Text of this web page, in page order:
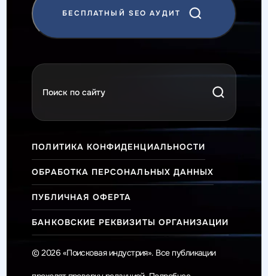
БЕСПЛАТНЫЙ SEO АУДИТ
ПОЛИТИКА КОНФИДЕНЦИАЛЬНОСТИ
ОБРАБОТКА ПЕРСОНАЛЬНЫХ ДАННЫХ
ПУБЛИЧНАЯ ОФЕРТА
БАНКОВСКИЕ РЕКВИЗИТЫ ОРГАНИЗАЦИИ
© 2026 «Поисковая индустрия». Все публикации